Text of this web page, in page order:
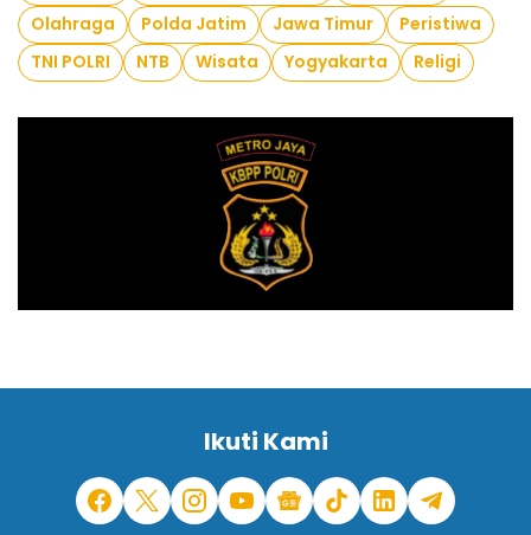
Olahraga
Polda Jatim Jawa Timur
Peristiwa
TNI POLRI
NTB Wisata Yogyakarta Religi
Ikuti Kami